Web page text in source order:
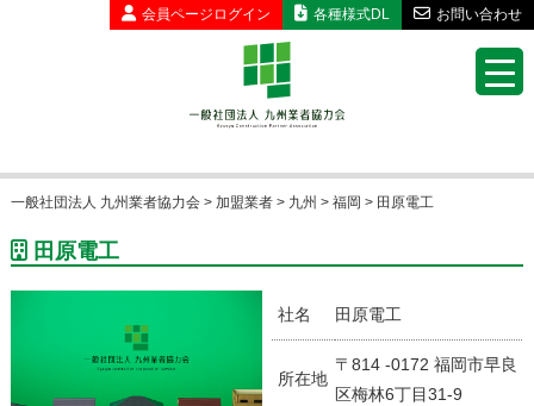
会員ページ ログイン 各種様式DL お問い合わせ
一般社団法人 九州業者協力会> 加盟業者> 九州 > 福岡 > 田原電工
田原電工
社名 田原電工
所在地
〒814 -0172 福岡市早良
区梅林6丁目31-9